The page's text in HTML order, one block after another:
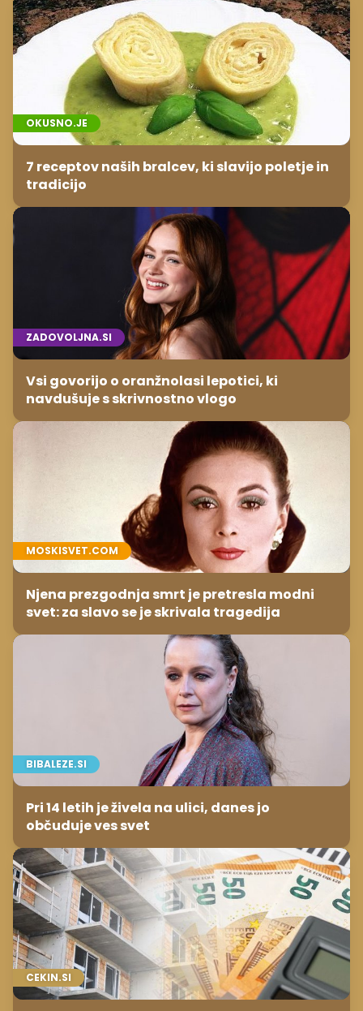
OKUSNO.JE
7 receptov naših bralcev, ki slavijo poletje in
tradicijo
ZADOVOLJNA.SI
Vsi govorijo o oranžnolasi lepotici, ki
navdušuje s skrivnostno vlogo
MOSKISVET.COM
Njena prezgodnja smrt je pretresla modni
svet: za slavo se je skrivala tragedija
BIBALEZE.SI
Pri 14 letih je živela na ulici, danes jo
občuduje ves svet
CEKIN.SI